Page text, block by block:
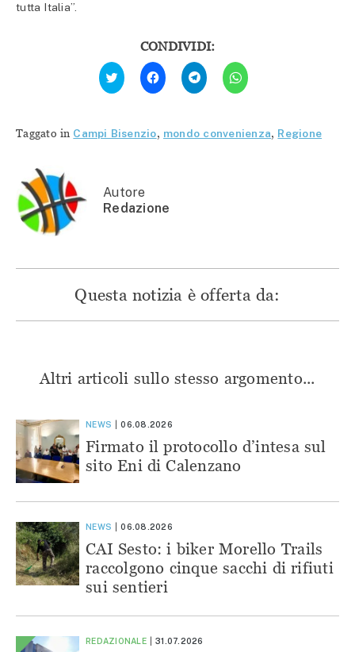
tutta Italia”.
CONDIVIDI:
Fai
clic
qui
Twitter
(Si
finestra)
Fai
clic
per
condividere
(Si
apre
Fai
clic
per
condividere
(Si
apre
Fai
clic
per
(Si
apre
Taggato in Campi Bisenzio, mondo convenienza, Regione
Autore
Redazione
Questa notizia è offerta da:
Altri articoli sullo stesso argomento...
NEWS 06.08.2026
Firmato il protocollo d’intesa sul
sito Eni di Calenzano
NEWS 06.08.2026
CAI Sesto: i biker Morello Trails
raccolgono cinque sacchi di rifiuti
sui sentieri
REDAZIONALE 31.07.2026